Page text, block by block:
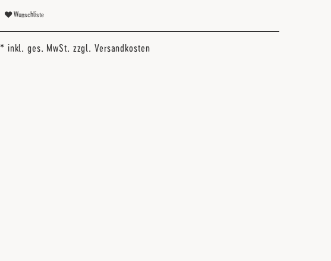
Wunschliste
* inkl. ges. MwSt. zzgl.Versandkosten